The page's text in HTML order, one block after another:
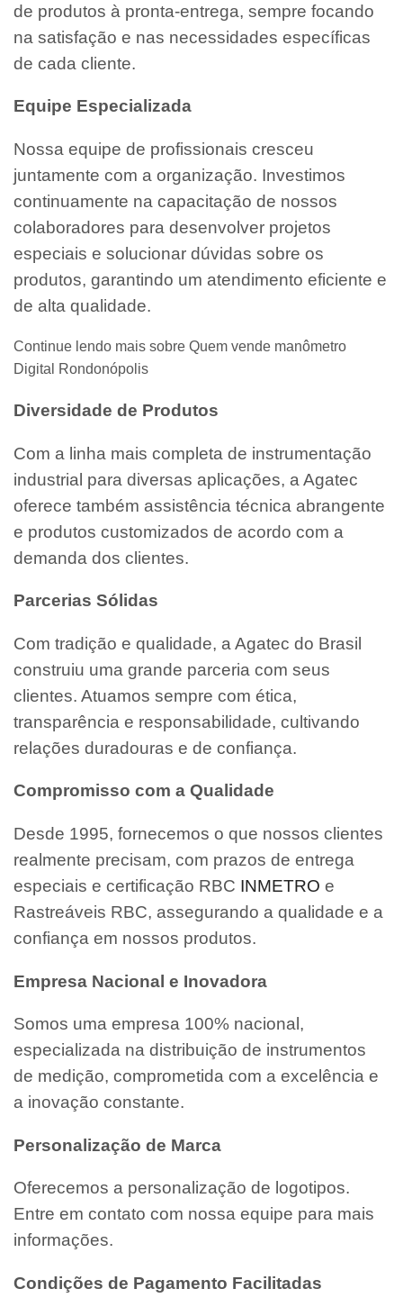
de produtos à pronta-entrega, sempre focando
na satisfação e nas necessidades específicas
de cada cliente.
Equipe Especializada
Nossa equipe de profissionais cresceu
juntamente com a organização. Investimos
continuamente na capacitação de nossos
colaboradores para desenvolver projetos
especiais e solucionar dúvidas sobre os
produtos, garantindo um atendimento eficiente e
de alta qualidade.
Continue lendo mais sobre Quem vende manômetro
Digital Rondonópolis
Diversidade de Produtos
Com a linha mais completa de instrumentação
industrial para diversas aplicações, a Agatec
oferece também assistência técnica abrangente
e produtos customizados de acordo com a
demanda dos clientes.
Parcerias Sólidas
Com tradição e qualidade, a Agatec do Brasil
construiu uma grande parceria com seus
clientes. Atuamos sempre com ética,
transparência e responsabilidade, cultivando
relações duradouras e de confiança.
Compromisso com a Qualidade
Desde 1995, fornecemos o que nossos clientes
realmente precisam, com prazos de entrega
especiais e certificação RBC INMETRO e
Rastreáveis RBC, assegurando a qualidade e a
confiança em nossos produtos.
Empresa Nacional e Inovadora
Somos uma empresa 100% nacional,
especializada na distribuição de instrumentos
de medição, comprometida com a excelência e
a inovação constante.
Personalização de Marca
Oferecemos a personalização de logotipos.
Entre em contato com nossa equipe para mais
informações.
Condições de Pagamento Facilitadas